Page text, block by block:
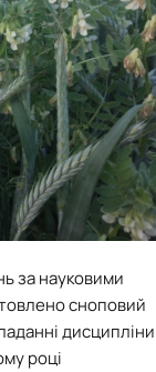
за науковими
сноповий
дисципліни
році